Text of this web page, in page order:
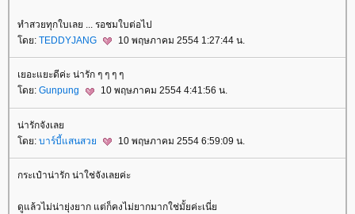
ทำสวยทุกใบเลย ... รอชมใบต่อไป
ดย: TEDDYJANG 10 พฤษภาคม 2554 1:27:44 น.
เยอะแยะดีค่ะ น่ารัก ๆ ๆ ๆ ๆ
ดย: Gunpung 10 พฤษภาคม 2554 4:41:56 น.
น่ารักจังเล
ดย: บาร์บี้แสนสว 10 พฤษภาคม 2554 6:59:09 น.
กระเป๋าน่ารัก น่าใช่จังเลยค่ะ
ดูแล้วไม่น่ายุ่งยาก แต่ก็คงไม่ยากมากใช่มั้ยค่ะเนี่